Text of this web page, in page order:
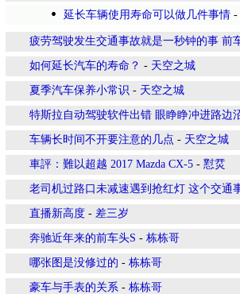
延长车辆使用寿命可以做几件事情 -
疲劳驾驶发生交通事故就是一秒钟的事 前
如何延长汽车的寿命？ - 天空之城
夏季汽车保养小常识 - 天空之城
特斯拉自动驾驶软件出错 眼睁睁冲进路边
车辆长时间不开要注意的几点 - 天空之城
車評：難以超越 2017 Mazda CX-5 - 懟烎
老司机过路口未减速遇到抢红灯 这个交通
直播新高度 - 差三岁
奔驰近年来的前车头S - 栋栋哥
哪张图是没修过的 - 栋栋哥
豪车与手表的关系 - 栋栋哥